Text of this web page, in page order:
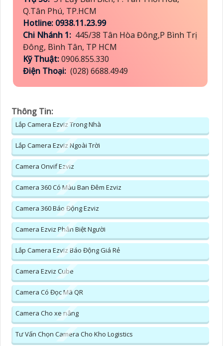
Q.Tân Phú, TP.HCM
Hotline: 0938.11.23.99
Chi Nhánh 1: 445/38 Tân Hòa Đông,P Bình Trị
Đông, Bình Tân, TP HCM
Kỹ Thuật:0906.855.330
Điện Thoại: (028) 6688.4949
Thông Tin:
Lắp Camera Ezviz Trong Nhà
Lắp Camera Ezviz Ngoài Trời
Camera Onvif Ezviz
Camera 360 Có Màu Ban Đêm Ezviz
Camera 360 Báo Động Ezviz
Camera Ezviz Phân Biệt Người
Lắp Camera Ezviz Báo Động Giá Rẻ
Camera Ezviz Cube
Camera Có Đọc Mã QR
Camera Cho xe nâng
Tư Vấn Chọn Camera Cho Kho Logistics